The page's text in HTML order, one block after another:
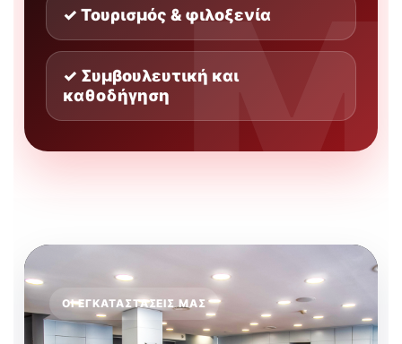
✓ Τουρισμός & φιλοξενία
✓ Συμβουλευτική και
καθοδήγηση
ΟΙ ΕΓΚΑΤΑΣΤΆΣΕΙΣ ΜΑΣ